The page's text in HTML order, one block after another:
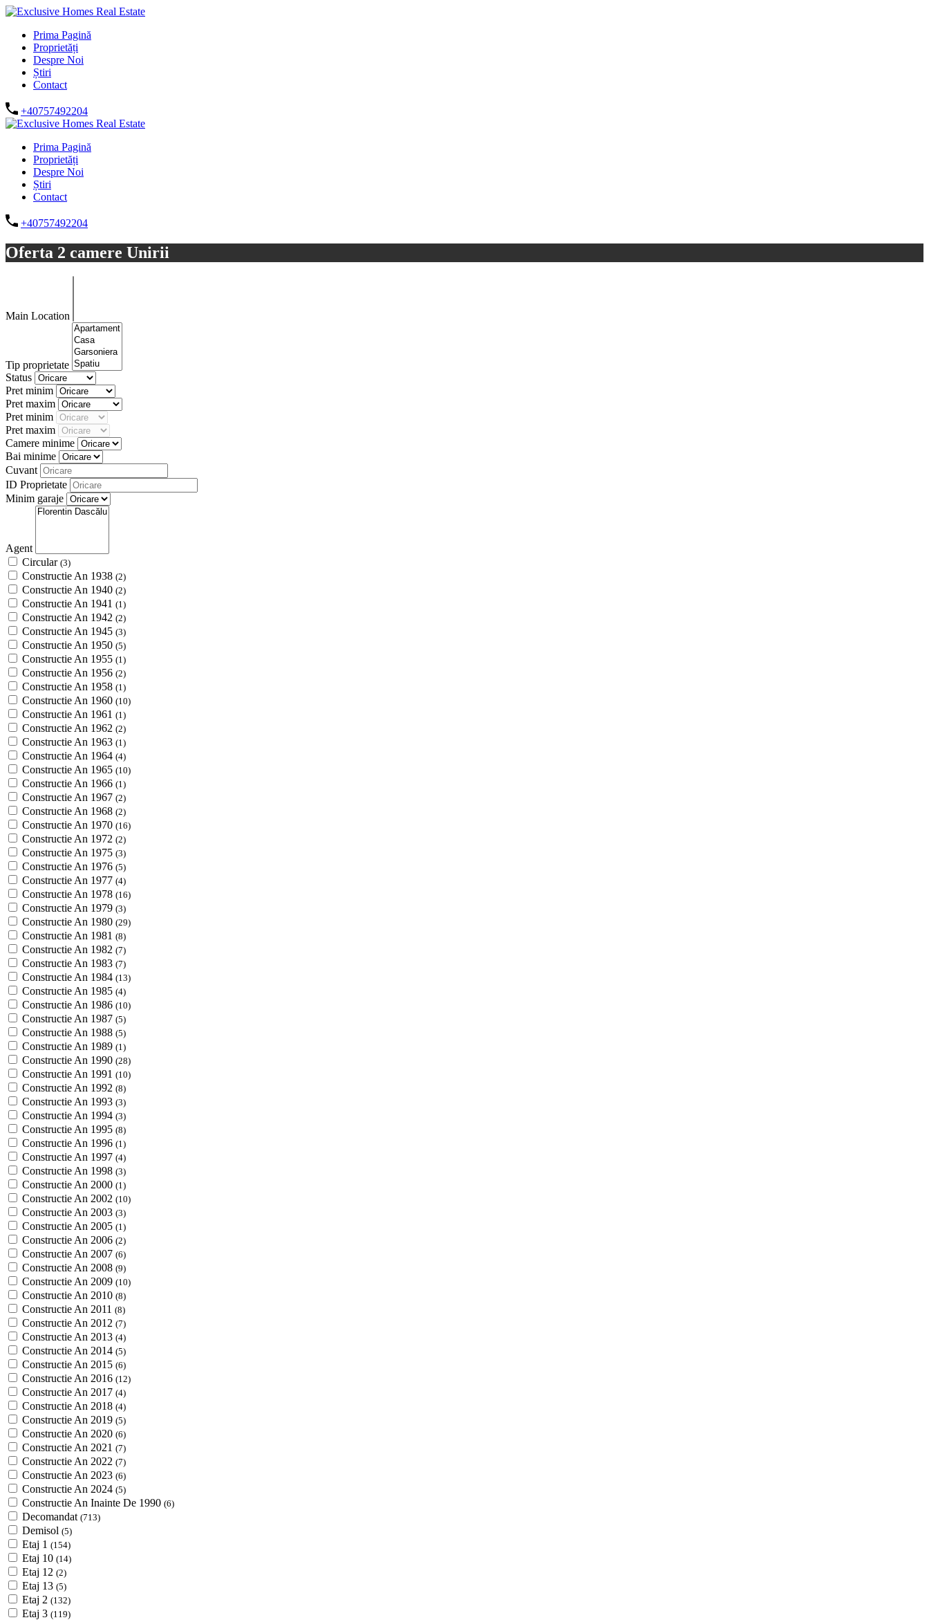
Prima Pagină
Proprietăți
Despre Noi
Știri
Contact
+40757492204
Prima Pagină
Proprietăți
Despre Noi
Știri
Contact
+40757492204
Oferta 2 camere Unirii
Main Location
Tip proprietate
Status
Pret minim
Pret maxim
Pret minim
Pret maxim
Camere minime
Bai minime
Cuvant
ID Proprietate
Minim garaje
Agent
Circular (3)
Constructie An 1938 (2)
Constructie An 1940 (2)
Constructie An 1941 (1)
Constructie An 1942 (2)
Constructie An 1945 (3)
Constructie An 1950 (5)
Constructie An 1955 (1)
Constructie An 1956 (2)
Constructie An 1958 (1)
Constructie An 1960 (10)
Constructie An 1961 (1)
Constructie An 1962 (2)
Constructie An 1963 (1)
Constructie An 1964 (4)
Constructie An 1965 (10)
Constructie An 1966 (1)
Constructie An 1967 (2)
Constructie An 1968 (2)
Constructie An 1970 (16)
Constructie An 1972 (2)
Constructie An 1975 (3)
Constructie An 1976 (5)
Constructie An 1977 (4)
Constructie An 1978 (16)
Constructie An 1979 (3)
Constructie An 1980 (29)
Constructie An 1981 (8)
Constructie An 1982 (7)
Constructie An 1983 (7)
Constructie An 1984 (13)
Constructie An 1985 (4)
Constructie An 1986 (10)
Constructie An 1987 (5)
Constructie An 1988 (5)
Constructie An 1989 (1)
Constructie An 1990 (28)
Constructie An 1991 (10)
Constructie An 1992 (8)
Constructie An 1993 (3)
Constructie An 1994 (3)
Constructie An 1995 (8)
Constructie An 1996 (1)
Constructie An 1997 (4)
Constructie An 1998 (3)
Constructie An 2000 (1)
Constructie An 2002 (10)
Constructie An 2003 (3)
Constructie An 2005 (1)
Constructie An 2006 (2)
Constructie An 2007 (6)
Constructie An 2008 (9)
Constructie An 2009 (10)
Constructie An 2010 (8)
Constructie An 2011 (8)
Constructie An 2012 (7)
Constructie An 2013 (4)
Constructie An 2014 (5)
Constructie An 2015 (6)
Constructie An 2016 (12)
Constructie An 2017 (4)
Constructie An 2018 (4)
Constructie An 2019 (5)
Constructie An 2020 (6)
Constructie An 2021 (7)
Constructie An 2022 (7)
Constructie An 2023 (6)
Constructie An 2024 (5)
Constructie An Inainte De 1990 (6)
Decomandat (713)
Demisol (5)
Etaj 1 (154)
Etaj 10 (14)
Etaj 12 (2)
Etaj 13 (5)
Etaj 2 (132)
Etaj 3 (119)